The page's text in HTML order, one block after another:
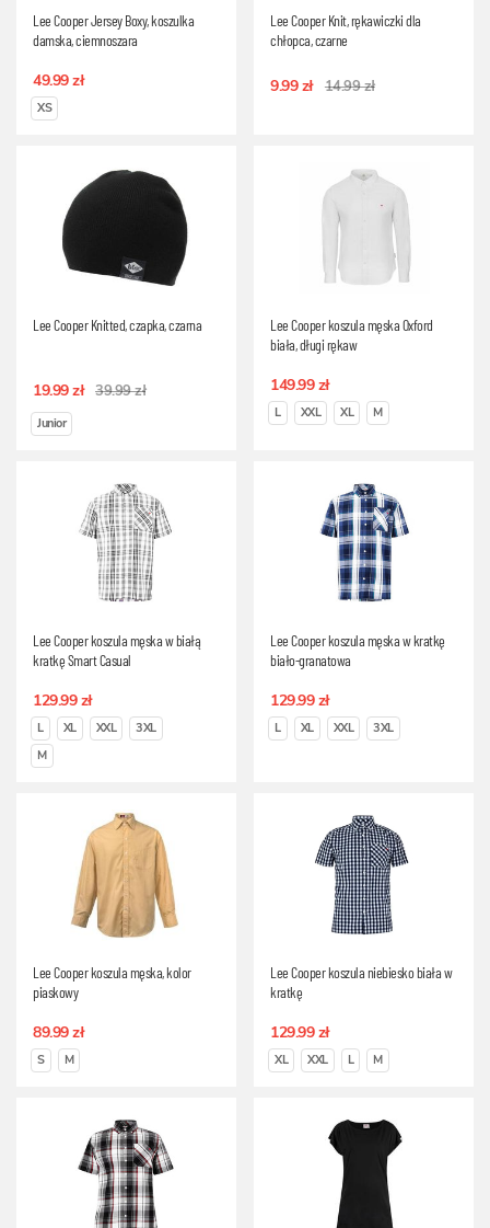
Lee Cooper Jersey Boxy, koszulka
damska, ciemnoszara
49.99 zł
XS
Lee Cooper Knit, rękawiczki dla
chłopca, czarne
9.99 zł 14.99 zł
Lee Cooper Knitted, czapka, czarna
19.99 zł 39.99 zł
Junior
Lee Cooper koszula męska Oxford
biała, długi rękaw
149.99 zł
L XXL XL M
Lee Cooper koszula męska w białą
kratkę Smart Casual
129.99 zł
L XL XXL
3XL
M
Lee Cooper koszula męska w kratkę
biało-granatowa
129.99 zł
L XL XXL 3XL
Lee Cooper koszula męska, kolor
piaskowy
89.99 zł
S M
Lee Cooper koszula niebiesko biała w
kratkę
129.99 zł
XL XXL L M